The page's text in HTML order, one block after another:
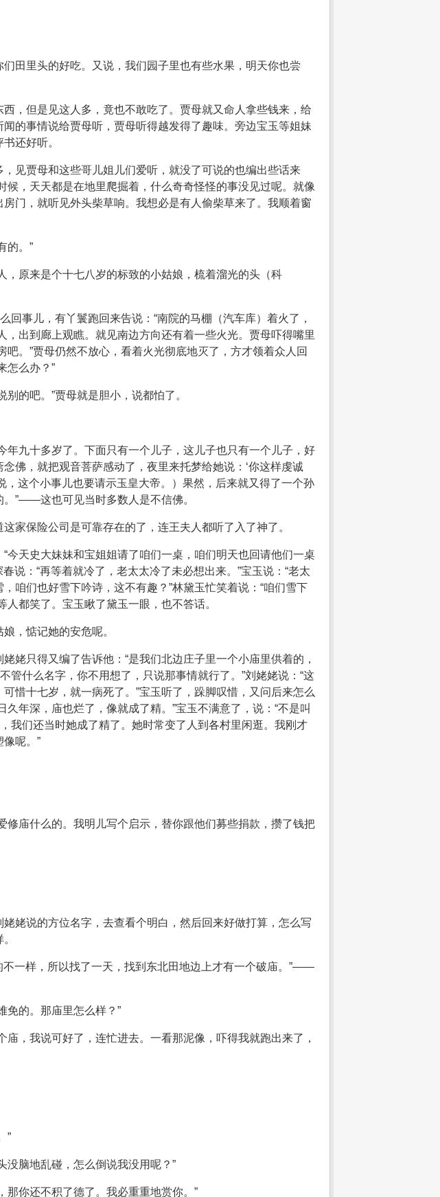
田里头的好吃。又说，我们园子里也有些水果，明天你也尝
，但是见这人多，竟也不敢吃了。贾母就又命人拿些钱来，给
的事情说给贾母听，贾母听得越发得了趣味。旁边宝玉等姐妹
还好听。
见贾母和这些哥儿姐儿们爱听，就没了可说的也编出些话来
，天天都是在地里爬掘着，什么奇奇怪怪的事没见过呢。就像
门，就听见外头柴草响。我想必是有人偷柴草来了。我顺着窗
的。”
，原来是个十七八岁的标致的小姑娘，梳着溜光的头（科
回事儿，有丫鬟跑回来告说：“南院的马棚（汽车库）着火了，
出到廊上观瞧。就见南边方向还有着一些火光。贾母吓得嘴里
。”贾母仍然不放心，看着火光彻底地灭了，方才领着众人回
怎么办？”
的吧。”贾母就是胆小，说都怕了。
九十多岁了。下面只有一个儿子，这儿子也只有一个儿子，好
佛，就把观音菩萨感动了，夜里来托梦给她说：‘你这样虔诚
这个小事儿也要请示玉皇大帝。）果然，后来就又得了一个孙
”——这也可见当时多数人是不信佛。
家保险公司是可靠存在的了，连王夫人都听了入了神了。
天史大妹妹和宝姐姐请了咱们一桌，咱们明天也回请他们一桌
说：“再等着就冷了，老太太冷了未必想出来。”宝玉说：“老太
咱们也好雪下吟诗，这不有趣？”林黛玉忙笑着说：“咱们雪下
都笑了。宝玉瞅了黛玉一眼，也不答话。
，惦记她的安危呢。
姥只得又编了告诉他：“是我们北边庄子里一个小庙里供着的，
管什么名字，你不用想了，只说那事情就行了。”刘姥姥说：“这
惜十七岁，就一病死了。”宝玉听了，跺脚叹惜，又问后来怎么
年深，庙也烂了，像就成了精。”宝玉不满意了，说：“不是叫
我们还当时她成了精了。她时常变了人到各村里闲逛。我刚才
呢。”
庙什么的。我明儿写个启示，替你跟他们募些捐款，攒了钱把
姥说的方位名字，去查看个明白，然后回来好做打算，怎么写
不一样，所以找了一天，找到东北田地边上才有一个破庙。”——
免的。那庙里怎么样？”
，我说可好了，连忙进去。一看那泥像，吓得我就跑出来了，
”
没脑地乱碰，怎么倒说我没用呢？”
那你还不积了德了。我必重重地赏你。”